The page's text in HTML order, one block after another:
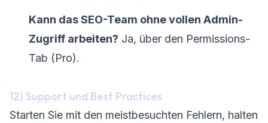
Kann das SEO-Team ohne vollen Admin-
Zugriff arbeiten? Ja, über den Permissions-
Tab (Pro).
12) Support und Best Practices
Starten Sie mit den meistbesuchten Fehlern, halten